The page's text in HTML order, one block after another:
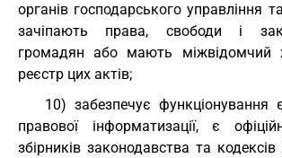
органів господарського управління
зачіпають права, свободи і
громадян або мають міжвідомчий
реєстр цих актів;
10) забезпечує функціонування
правової інформатизації, є
збірників законодавства та